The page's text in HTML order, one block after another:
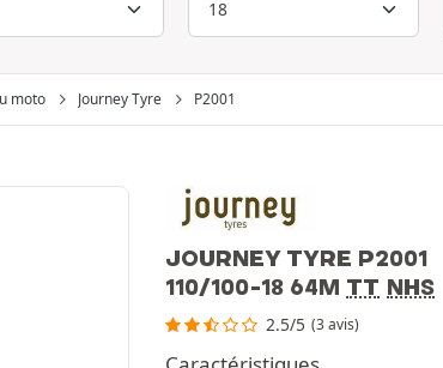
moto Journey Tyre P2001
JOURNEY TYRE P2001
110/100-18 64M TT NHS
2.5/5 (3 avis)